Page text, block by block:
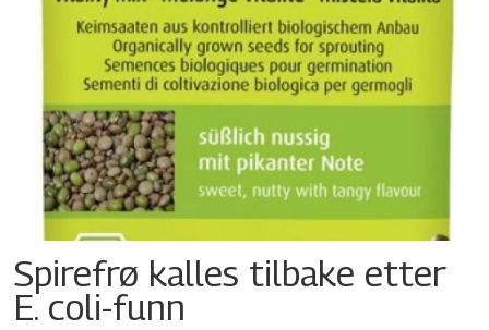
Spirefrø kalles tilbake etter
E. coli-funn